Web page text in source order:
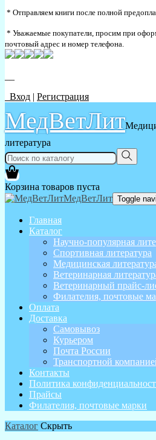
* Отправляем книги после полной
* Уважаемые покупатели, просим при
почтовый адрес и номер телефона.
Вход | Регистрация
МедВетЛит
литература
Корзина товаров пуста
МедВетЛит Toggle
Главная
Каталог
Научно-популярная
Спортивная литература
Медицинская
Ветеринарная
Ветеринарный прайс-
Филателия, почтовые
Оплата
Доставка
Самовывоз
Курьером
Почта России
Транспортной
Контакты
Политика
Прайсы
Филателия, почтовые марки
Каталог Скрыть